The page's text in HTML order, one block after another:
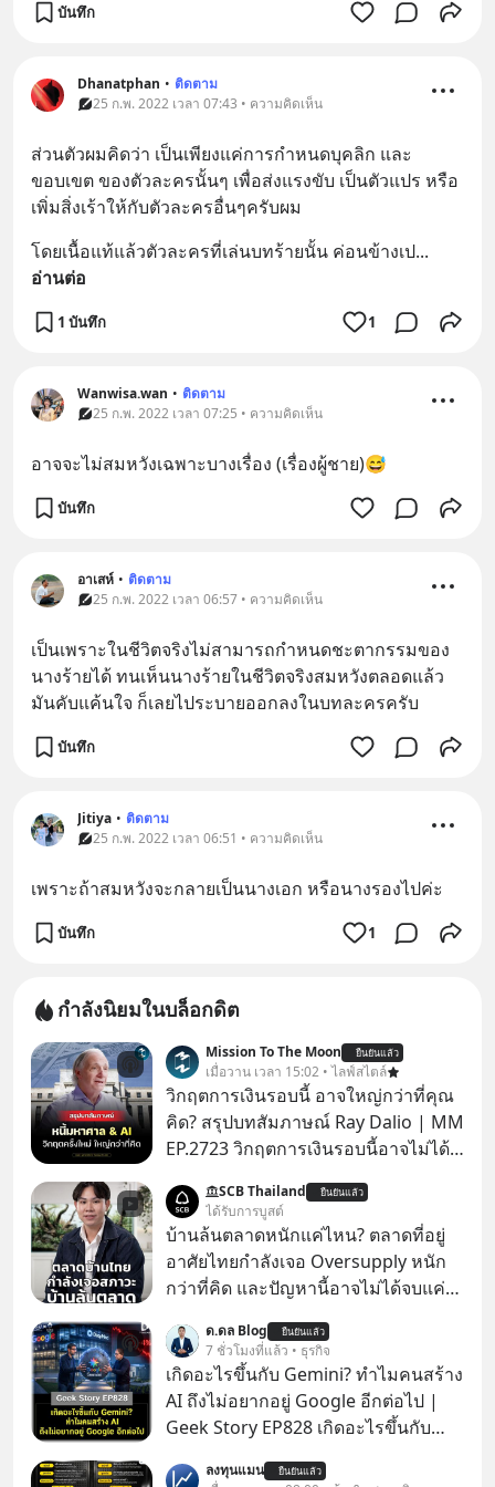
บันทึก
Dhanatphan • ติดตาม
25 ก.พ. 2022 เวลา 07:43 • ความคิดเห็น
ส่วนตัวผมคิดว่า เป็นเพียงแค่การกำหนดบุคลิก และ
ขอบเขต ของตัวละครนั้นๆ เพื่อส่งแรงขับ เป็นตัวแปร หรือ
เพิ่มสิ่งเร้าให้กับตัวละครอื่นๆครับผม
โดยเนื้อแท้แล้วตัวละครที่เล่นบทร้ายนั้น ค่อนข้างเป
อ่านต่อ
1 บันทึก 1
Wanwisa.wan • ติดตาม
25 ก.พ. 2022 เวลา 07:25 • ความคิดเห็น
อาจจะไม่สมหวังเฉพาะบางเรื่อง (เรื่องผู้ชาย)😅
บันทึก
อาเสห์ • ติดตาม
25 ก.พ. 2022 เวลา 06:57 • ความคิดเห็น
เป็นเพราะในชีวิตจริงไม่สามารถกำหนดชะตากรรมของ
นางร้ายได้ ทนเห็นนางร้ายในชีวิตจริงสมหวังตลอดแล้ว
มันคับแค้นใจ ก็เลยไประบายออกลงในบทละครครับ
บันทึก
Jitiya • ติดตาม
25 ก.พ. 2022 เวลา 06:51 • ความคิดเห็น
เพราะถ้าสมหวังจะกลายเป็นนางเอก หรือนางรองไปค่ะ
บันทึก 1
กำลังนิยมในบล็อกดิต
Mission To The Moon ยืนยันแล้ว
เมื่อวาน เวลา 15:02 • ไลฟ์สไตล์
วิกฤตการเงินรอบนี้ อาจใหญ่กว่าที่คุณ
คิด? สรุปบทสัมภาษณ์ Ray Dalio | MM
EP.2723 วิกฤตการเงินรอบนี้อาจไม่ได้
Dalio ชายผู้เคยทำนายวิกฤตเศรษฐกิจ
มาแล้วหลายต่อหลายครั้ง ออกมาส่ง
สัญญาณเตือนระเบิดเวลาลูกใหม่ที่
กำลังก่อตัวขึ้น จาก "ระเบิดหนี้สิน
AI" ที่ผู้คนกำลังแห่ไล่ราคาอย่างบ้าคลั่ง
บทเรียนจากประวัติศาสตร์ 500 ปี บอก
อะไรเรา? ระเบียบโลกกำลังจะเปลี่ยน
มือไปในทิศทางไหน? และเราควรรับมือ
อย่างไรก่อนที่ทุกอย่างจะสายเกินไป?
ร่วมเจาะลึกบทวิเคราะห์และข้อคิดการ
SCB Thailand ยืนยันแล้ว
ได้รับการบูสต์
บ้านล้นตลาดหนักแค่ไหน? ตลาดที่อยู่
อาศัยไทยกำลังเจอ Oversupply หนัก
กว่าที่คิด และปัญหานี้อาจไม่ได้จบแค่
ล้นตลาด #เศรษฐกิจไทย #EICAround
#SCBThailand สามารถดูคลิปที่
youtube ประกอบได้ที่ link :
https://youtube.com/shorts/-
ด.ดล Blog ยืนยันแล้ว
7 ชั่วโมงที่แล้ว • ธุรกิจ
เกิดอะไรขึ้นกับ Gemini? ทำไมคนสร้าง
AI ถึงไม่อยากอยู่ Google อีกต่อไป |
Geek Story EP828 เกิดอะไรขึ้นกับ
อินเทอร์เน็ตมาตลอด? ย้อนไปแค่ 5
ลงทุนแมน ยืนยันแล้ว